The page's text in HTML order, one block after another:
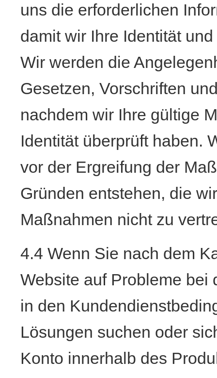
uns die erforderlichen
damit wir Ihre Identität
Wir werden die
Gesetzen, Vorschriften
nachdem wir Ihre gültige
Identität überprüft haben.
vor der Ergreifung der
Gründen entstehen, die
Maßnahmen nicht zu
4.4 Wenn Sie nach dem
Website auf Probleme bei
in den
Lösungen suchen oder
Konto innerhalb des